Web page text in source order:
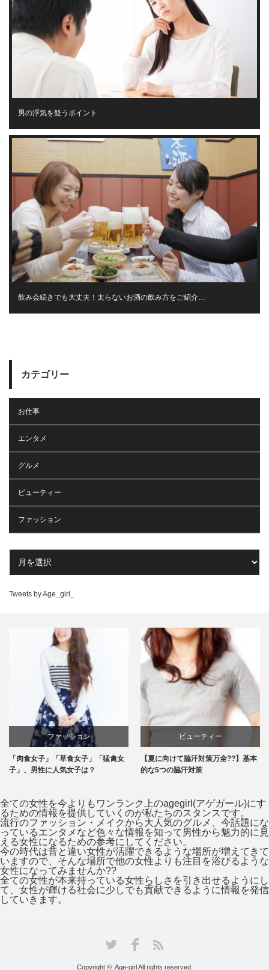
男の浮気を疑うポイント
飲み会続きでも大丈夫！太らないお酒の飲み方をご紹介…
カテゴリー
お仕事
エンタメ
グルメ
ビューティー
ファッション
Tweets by Age_girl_
ビューティー
【夏に向けて脇汗対策万全??】基本
的な5つの脇汗対策
エンタメ
恋の始まり？飲み会でイイ女の作法2
つ♪これで好感度アップ！
全ての女性を今よりもワンランク上のagegirl(アゲガール)にす
るための情報を提供していくのが私たちのスタンスです。
流行のファッション・メイクから大人気のグルメ、今話題にな
っているエンタメなど色々な情報を知って男性から魅力的に見
える女性になるための参考にしてください。
今の時代は昔と違い女性が活躍できるような場所が増えてきて
いますので、そんな場所で他の女性よりも注目を浴びるような
女性になってみませんか??
全ての女性が本来持っている女性らしさを引き出せるようにし
て、女性が輝ける社会に少しでも貢献できるように情報を発信
していきます。
RSS
Copyright © Age-girl All rights reserved.